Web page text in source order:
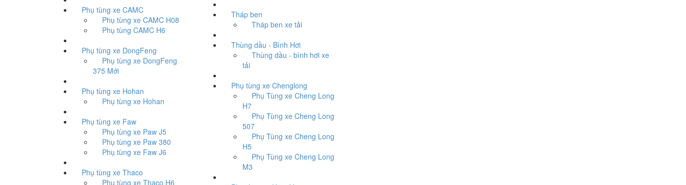
Phụ tùng xe CAMC
Phụ tùng xe CAMC H08
Phụ tùng CAMC H6
Phụ tùng xe DongFeng
Phụ tùng xe DongFeng
375 Mới
Phụ tùng xe Hohan
Phụ tùng xe Hohan
Phụ tùng xe Faw
Phụ tùng xe Paw J5
Phụ tùng xe Paw 380
Phụ tùng xe Faw J6
Phụ tùng xe Thaco
Phụ tùng xe Thaco H6
Tháp ben
Tháp ben xe tải
Thùng dầu - Bình Hơi
Thùng dầu - bình hơi xe
tải
Phụ tùng xe Chenglong
Phụ Tùng xe Cheng Long
H7
Phụ Tùng xe Cheng Long
507
Phụ Tùng xe Cheng Long
H5
Phụ Tùng xe Cheng Long
M3